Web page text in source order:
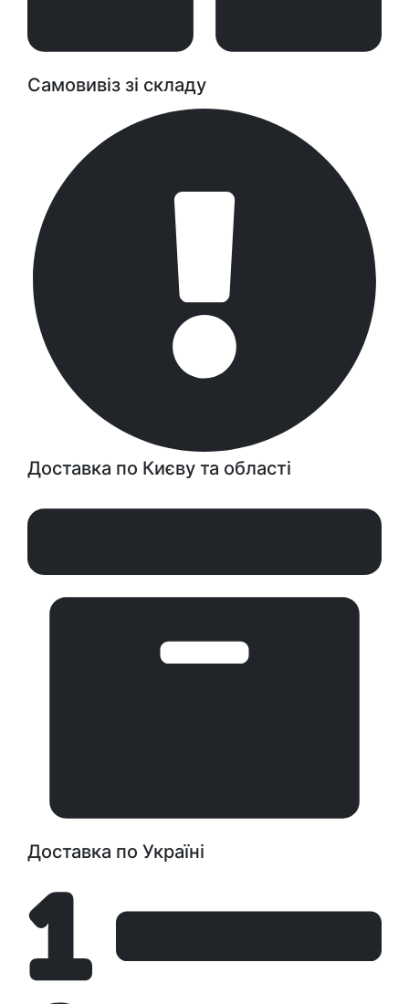
Самовивіз зі складу
Доставка по Києву та області
Доставка по Україні